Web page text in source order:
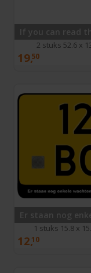
If you can read
2 stuks 52.6 x
19,50
Er staan nog
1 stuks 15.8 x
12,10